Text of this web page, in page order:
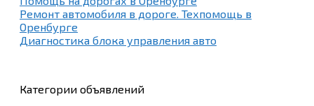
Ремонт автомобиля в дороге. Техпомощь в
Оренбурге
Диагностика блока управления авто
Категории объявлений